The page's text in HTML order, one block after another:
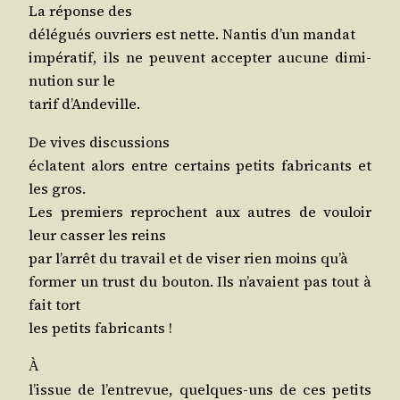
La réponse des
délé­gués ouvriers est nette. Nan­tis d’un mandat
impé­ra­tif, ils ne peuvent accep­ter aucune dimi­
nu­tion sur le
tarif d’Andeville.
De vives discussions
éclatent alors entre cer­tains petits fabri­cants et
les gros.
Les pre­miers reprochent aux autres de vou­loir
leur cas­ser les reins
par l’ar­rêt du tra­vail et de viser rien moins qu’à
for­mer un trust du bou­ton. Ils n’a­vaient pas tout à
fait tort
les petits fabricants !
À
l’is­sue de l’en­tre­vue, quelques-uns de ces petits